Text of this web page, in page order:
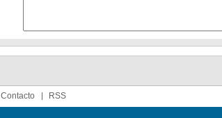
Contacto RSS